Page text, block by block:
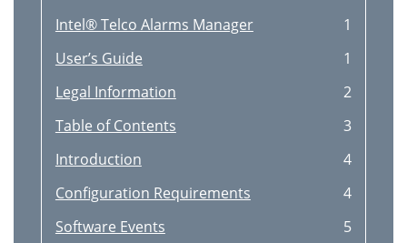
Intel® Telco Alarms Manager
1
User’s Guide
1
Legal Information
2
Table of Contents
3
Introduction
4
Configuration Requirements
4
Software Events
5